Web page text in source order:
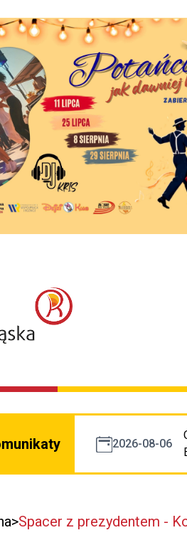
2026-08-06
Spacer z prezydentem -